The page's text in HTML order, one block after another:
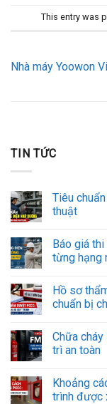
This entry was
Nhà máy Yoowon
TIN TỨC
Tiêu
thuật
Báo giá
từng hạng
Hồ sơ
chuẩn bị
Chữa
trì an toàn
Khoảng
trình được